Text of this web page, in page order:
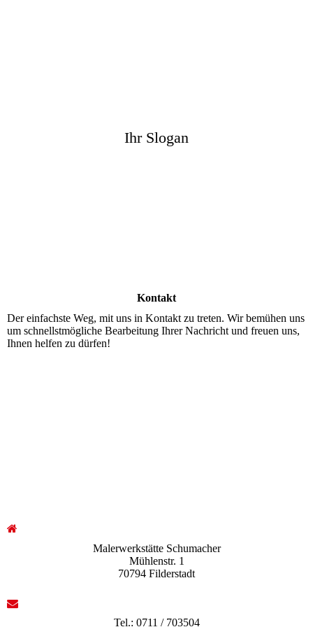
Ihr Slogan
Kontakt
Der einfachste Weg, mit uns in Kontakt zu treten. Wir bemühen uns
um schnellstmögliche Bearbeitung Ihrer Nachricht und freuen uns,
Ihnen helfen zu dürfen!
Malerwerkstätte Schumacher
Mühlenstr. 1
70794 Filderstadt
Tel.: 0711 / 703504